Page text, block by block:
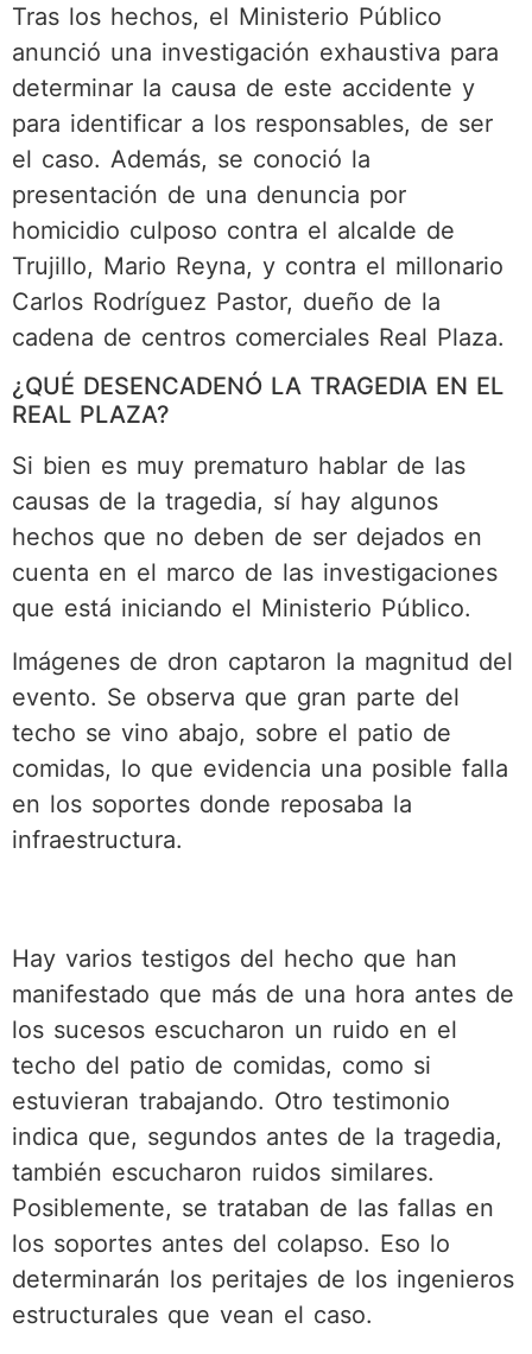
Tras los hechos, el Ministerio Público
anunció una investigación exhaustiva para
determinar la causa de este accidente y
para identificar a los responsables, de ser
el caso. Además, se conoció la
presentación de una denuncia por
homicidio culposo contra el alcalde de
Trujillo, Mario Reyna, y contra el millonario
Carlos Rodríguez Pastor, dueño de la
cadena de centros comerciales Real Plaza.
¿QUÉ DESENCADENÓ LA TRAGEDIA EN EL
REAL PLAZA?
Si bien es muy prematuro hablar de las
causas de la tragedia, sí hay algunos
hechos que no deben de ser dejados en
cuenta en el marco de las investigaciones
que está iniciando el Ministerio Público.
Imágenes de dron captaron la magnitud del
evento. Se observa que gran parte del
techo se vino abajo, sobre el patio de
comidas, lo que evidencia una posible falla
en los soportes donde reposaba la
infraestructura.
Hay varios testigos del hecho que han
manifestado que más de una hora antes de
los sucesos escucharon un ruido en el
techo del patio de comidas, como si
estuvieran trabajando. Otro testimonio
indica que, segundos antes de la tragedia,
también escucharon ruidos similares.
Posiblemente, se trataban de las fallas en
los soportes antes del colapso. Eso lo
determinarán los peritajes de los ingenieros
estructurales que vean el caso.